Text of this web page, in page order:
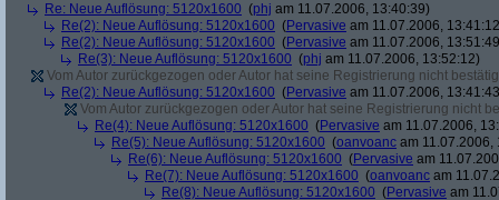
Re: Neue Auflösung: 5120x1600 (phj am 11.07.2006, 13:40:39)
Re(2): Neue Auflösung: 5120x1600 (Pervasive am 11.07.2006,
Re(2): Neue Auflösung: 5120x1600 (Pervasive am 11.07.2006,
Re(3): Neue Auflösung: 5120x1600 (phj am 11.07.2006, 13:52:12)
Vom Autor zurückgezogen oder Autor hat seine Registrierung nicht
Re(2): Neue Auflösung: 5120x1600 (Pervasive am 11.07.2006,
Vom Autor zurückgezogen oder Autor hat seine Registrierung nicht
Re(4): Neue Auflösung: 5120x1600 (Pervasive am 11.07.2006,
Re(5): Neue Auflösung: 5120x1600 (oanvoanc am 11.07.2006,
Re(6): Neue Auflösung: 5120x1600 (Pervasive am
Re(7): Neue Auflösung: 5120x1600 (oanvoanc am
Re(8): Neue Auflösung: 5120x1600 (Pervasive am